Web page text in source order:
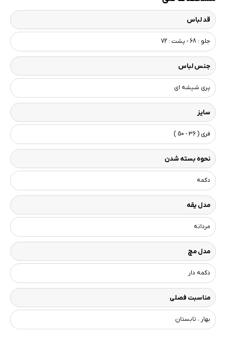
قد لباس
جلو : 68 - پشت : 72
جنس لباس
پری شیشه ای
سایز
فری ( 36 - 50 )
نحوه بسته شدن
دکمه
مدل یقه
مردانه
مدل مچ
دکمه دار
مناسبت فصلی
بهار ، تابستان